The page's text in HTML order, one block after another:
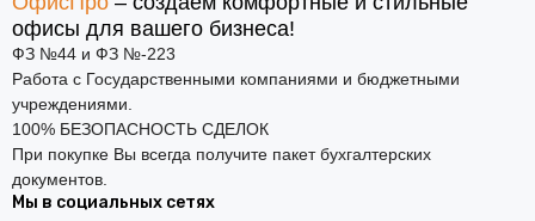
офисы для вашего бизнеса!
ФЗ №44 и ФЗ №-223
Работа с Государственными компаниями и бюджетными
учреждениями.
100% БЕЗОПАСНОСТЬ СДЕЛОК
При покупке Вы всегда получите пакет бухгалтерских
документов.
Мы в социальных сетях